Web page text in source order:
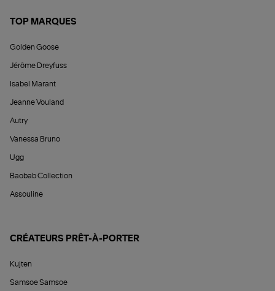
TOP MARQUES
Golden Goose
Jérôme Dreyfuss
Isabel Marant
Jeanne Vouland
Autry
Vanessa Bruno
Ugg
Baobab Collection
Assouline
CRÉATEURS PRÊT-À-PORTER
Kujten
Samsoe Samsoe